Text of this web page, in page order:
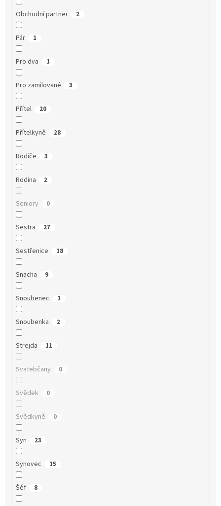
Obchodní partner 2
Pár 1
Pro dva 1
Pro zamilované 3
Přítel 20
Přítelkyně 28
Rodiče 3
Rodina 2
Seniory 0
Sestra 27
Sestřenice 18
Snacha 9
Snoubenec 1
Snoubenka 2
Strejda 11
Svatebčany 0
Svědek 0
Svědkyně 0
Syn 23
Synovec 15
Šéf 8